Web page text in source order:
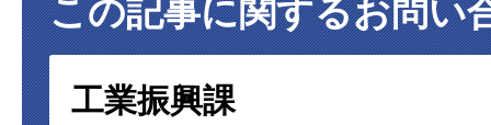
この記事に関するお問い
工業振興課